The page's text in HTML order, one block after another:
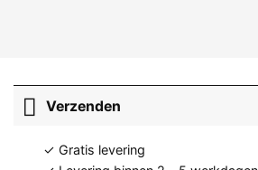
Verzenden
✓ Gratis levering